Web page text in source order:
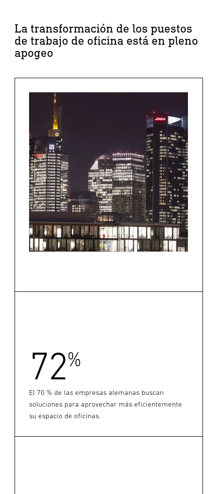
La transformación de los puestos
de trabajo de oficina está en pleno
apogeo
72%
El 70 % de las empresas alemanas buscan
soluciones para aprovechar más eficientemente
su espacio de oficinas.